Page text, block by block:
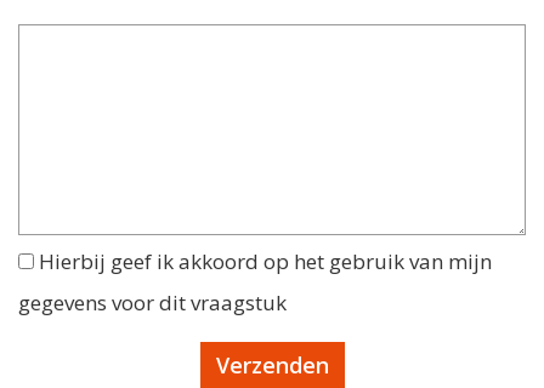
Hierbij geef ik akkoord op het gebruik van mijn
gegevens voor dit vraagstuk